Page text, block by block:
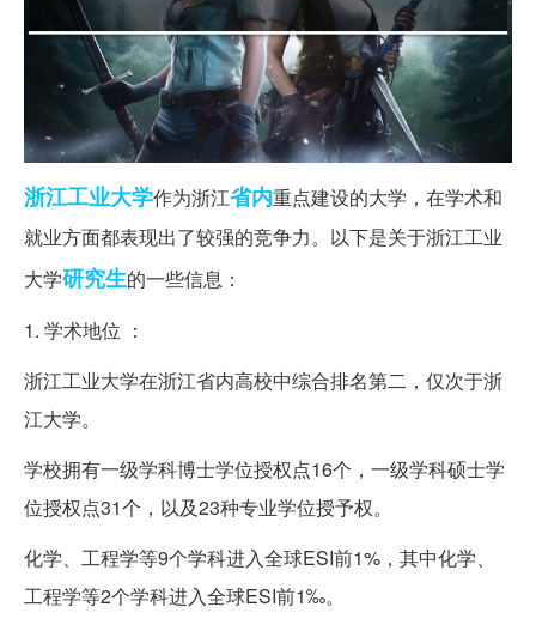
浙江工业大学作为浙江省内重点建设的大学，在学术和
就业方面都表现出了较强的竞争力。以下是关于浙江工业
大学研究生的一些信息：
1. 学术地位 ：
浙江工业大学在浙江省内高校中综合排名第二，仅次于浙
江大学。
学校拥有一级学科博士学位授权点16个，一级学科硕士学
位授权点31个，以及23种专业学位授予权。
化学、工程学等9个学科进入全球ESI前1%，其中化学、
工程学等2个学科进入全球ESI前1‰。